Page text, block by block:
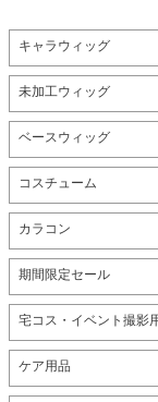
キャラウィッグ
未加工ウィッグ
ベースウィッグ
コスチューム
カラコン
期間限定セール
宅コス・イベント撮影
ケア用品